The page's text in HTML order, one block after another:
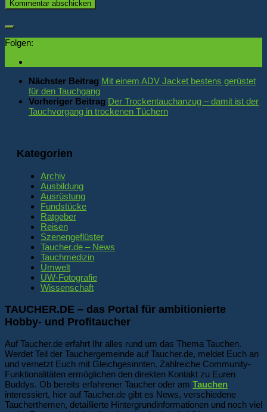
Folgen:
Nächster Beitrag Mit einem ADV Jacket bestens gerüstet
für den Tauchgang
Vorheriger Beitrag Der Trockentauchanzug – damit ist der
Tauchvorgang in trockenen Tüchern
Kategorien
Archiv
Ausbildung
Ausrüstung
Fundstücke
Ratgeber
Reisen
Szenengeflüster
Taucher.de – News
Tauchmedizin
Umwelt
UW-Fotografie
Wissenschaft
TAUCHER.DE – das Portal für ambitionierte
Hobby- und Profitaucher
Auf Taucher.de erfahrt Ihr alles rund um das Thema Tauchen.
Werdet Teil der Tauchergemeinde auf Taucher.de, meldet Euch an
und vernetzt Euch mit Gleichgesinnten. Zahlreiche Community-
Funktionalitäten ermöglichen den direkten Kontakt zu Euren
Buddys. Ob bereits erfahrener Taucher oder am Tauchen
interessiert, hier auf Taucher.de gibt es News, verschiedene
Taucherthemen, detaillierte Hintergrundinformationen und noch viel